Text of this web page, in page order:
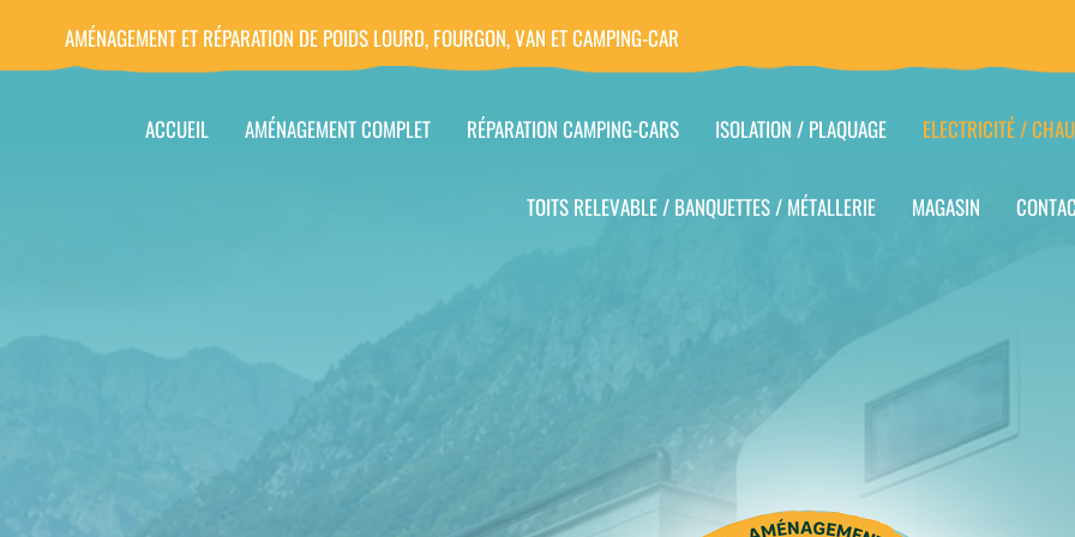
AMÉNAGEMENT ET RÉPARATION DE POIDS LOURD, FOURGON, VAN ET CAMPING-CAR
ACCUEIL AMÉNAGEMENT COMPLET RÉPARATION CAMPING-CARS ISOLATION / PLAQUAGE ELECTRICITÉ /
TOITS RELEVABLE / BANQUETTES / MÉTALLERIE MAGASIN